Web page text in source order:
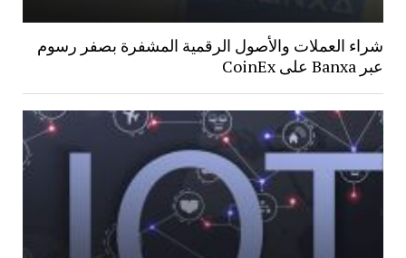
شراء العملات والأصول الرقمية المشفرة بصفر رسوم
عبر Banxa على CoinEx